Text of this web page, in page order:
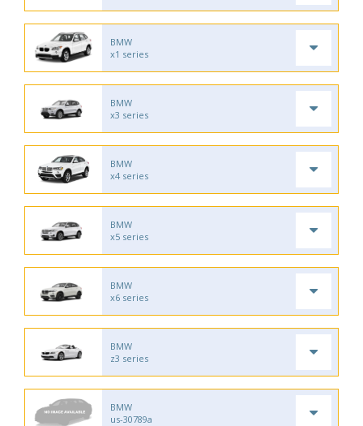
BMW
x1 series
BMW
x3 series
BMW
x4 series
BMW
x5 series
BMW
x6 series
BMW
z3 series
BMW
us-30789a